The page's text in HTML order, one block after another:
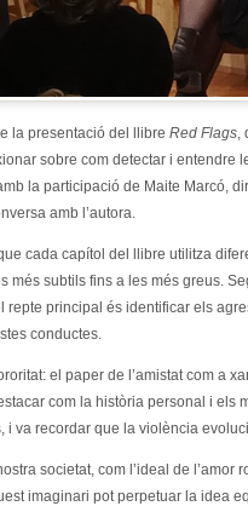
la presentació del llibre Red Flags
sobre com detectar i entendre
la participació de Maite Marcó,
amb l’autora.
cada capítol del llibre utilitza
més subtils fins a les més greus.
principal és identificar els
conductes.
el paper de l’amistat com a
com la història personal i els
va recordar que la violència
societat, com l’ideal de l’amor
imaginari pot perpetuar la idea